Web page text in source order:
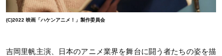
(C)2022 映画「ハケンアニメ！」製作委員会
吉岡里帆主演、日本のアニメ業界を舞台に闘う者たちの姿を描